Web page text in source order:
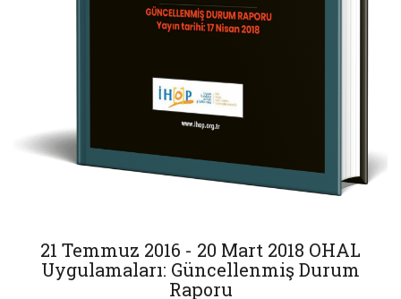
21 Temmuz 2016 - 20 Mart 2018 OHAL
Uygulamaları: Güncellenmiş Durum
Raporu